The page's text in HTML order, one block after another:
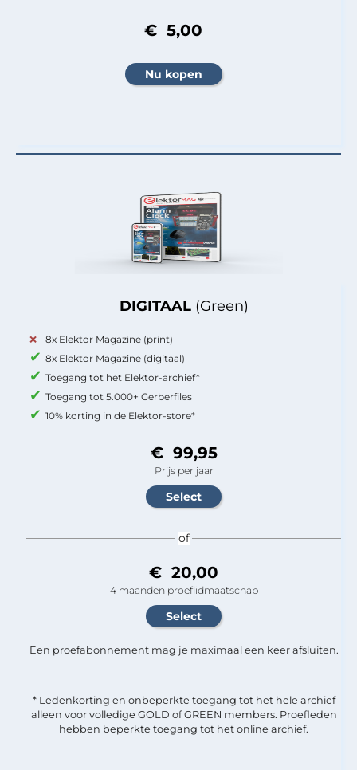
DIGITAAL (Green)
8x Elektor Magazine (print)
8x Elektor Magazine (digitaal)
Toegang tot het Elektor-archief*
Toegang tot 5.000+ Gerberfiles
10% korting in de Elektor-store*
€ 99,95
Prijs per jaar
of
€ 20,00
4 maanden proeflidmaatschap
Een proefabonnement mag je maximaal een keer afsluiten.
* Ledenkorting en onbeperkte toegang tot het hele archief
alleen voor volledige GOLD of GREEN members. Proefleden
hebben beperkte toegang tot het online archief.
€ 5,00